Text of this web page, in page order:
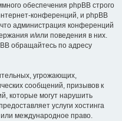
обеспечения phpBB строго
конференций, и phpBB
администрация конференций
и/или поведения в них.
обращайтесь по адресу
угрожающих,
сообщений, призывов к
которые могут нарушить
услуги хостинга
международное право.